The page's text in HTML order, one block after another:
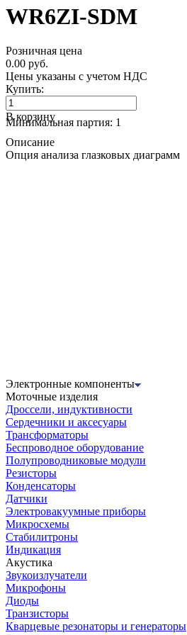
WR6ZI-SDM
Розничная цена
0.00 руб.
Цены указаны с учетом НДС
Купить:
В корзину
Минимальная партия: 1
Описание
Опция анализа глазковых диаграмм
Электронные компоненты
Моточные изделия
Дроссели, индуктивности
Сердечники и аксесуары
Трансформаторы
Беспроводное оборудование
Полупроводниковые модули
Резисторы
Конденсаторы
Датчики
Электровакуумные приборы
Микросхемы
Стабилитроны
Индикация
Акустика
Звукоизлучатели
Микрофоны
Диоды
Транзисторы
Кварцевые резонаторы и генераторы